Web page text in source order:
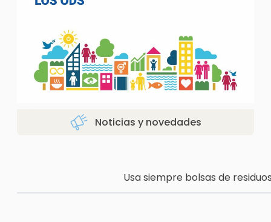
Noticias y novedades
Usa siempre bolsas de